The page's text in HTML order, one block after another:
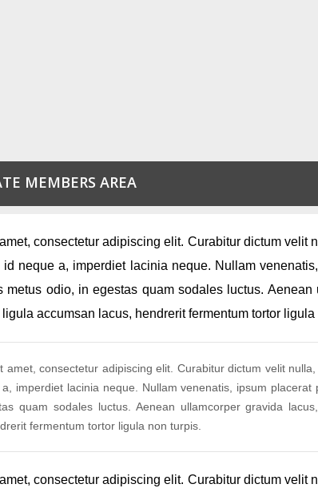
MEMBERS AREA
consectetur adipiscing elit. Curabitur dictum
neque a, imperdiet lacinia neque. Nullam
metus odio, in egestas quam sodales luctus.
accumsan lacus, hendrerit fermentum tortor ligula
amet, consectetur adipiscing elit. Curabitur dictum velit
imperdiet lacinia neque. Nullam venenatis, ipsum
quam sodales luctus. Aenean ullamcorper gravida
fermentum tortor ligula non turpis.
consectetur adipiscing elit. Curabitur dictum